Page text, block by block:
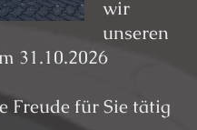
wir
unseren
31.10.2026
Freude für Sie tätig